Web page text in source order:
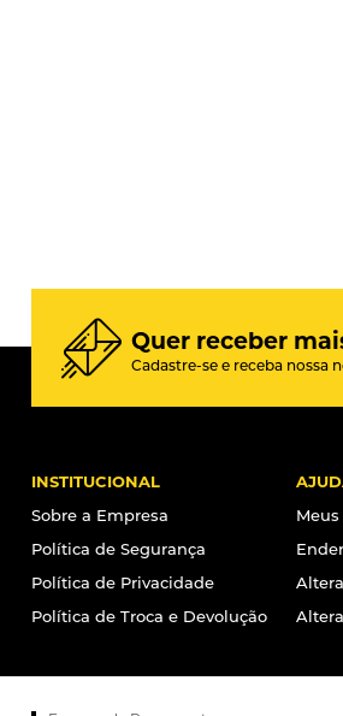
Quer receber
Cadastre-se e receba nossa
INSTITUCIONAL
Sobre a Empresa
Política de Segurança
Política de Privacidade
Política de Troca e Devolução